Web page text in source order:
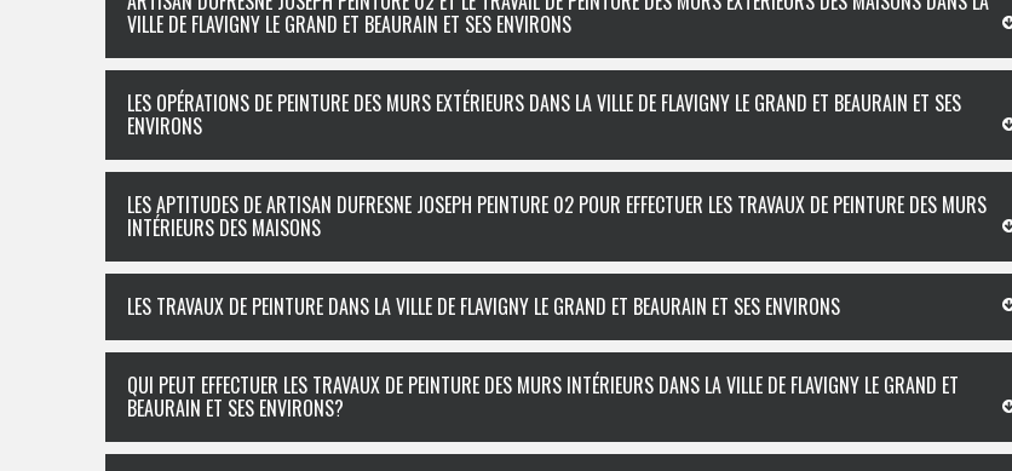
VILLE DE FLAVIGNY LE GRAND ET BEAURAIN ET SES ENVIRONS
LES OPÉRATIONS DE PEINTURE DES MURS EXTÉRIEURS DANS LA VILLE DE FLAVIGNY LE GRAND ET BEAURAIN ET SES
ENVIRONS
LES APTITUDES DE ARTISAN DUFRESNE JOSEPH PEINTURE 02 POUR EFFECTUER LES TRAVAUX DE PEINTURE DES MURS
INTÉRIEURS DES MAISONS
LES TRAVAUX DE PEINTURE DANS LA VILLE DE FLAVIGNY LE GRAND ET BEAURAIN ET SES ENVIRONS
QUI PEUT EFFECTUER LES TRAVAUX DE PEINTURE DES MURS INTÉRIEURS DANS LA VILLE DE FLAVIGNY LE GRAND ET
BEAURAIN ET SES ENVIRONS?